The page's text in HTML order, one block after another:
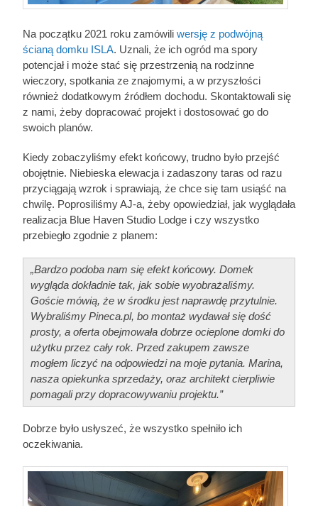
Na początku 2021 roku zamówili wersję z podwójną
ścianą domku ISLA. Uznali, że ich ogród ma spory
potencjał i może stać się przestrzenią na rodzinne
wieczory, spotkania ze znajomymi, a w przyszłości
również dodatkowym źródłem dochodu. Skontaktowali się
z nami, żeby dopracować projekt i dostosować go do
swoich planów.
Kiedy zobaczyliśmy efekt końcowy, trudno było przejść
obojętnie. Niebieska elewacja i zadaszony taras od razu
przyciągają wzrok i sprawiają, że chce się tam usiąść na
chwilę. Poprosiliśmy AJ-a, żeby opowiedział, jak wyglądała
realizacja Blue Haven Studio Lodge i czy wszystko
przebiegło zgodnie z planem:
„Bardzo podoba nam się efekt końcowy. Domek
wygląda dokładnie tak, jak sobie wyobrażaliśmy.
Goście mówią, że w środku jest naprawdę przytulnie.
Wybraliśmy Pineca.pl, bo montaż wydawał się dość
prosty, a oferta obejmowała dobrze ocieplone domki do
użytku przez cały rok. Przed zakupem zawsze
mogłem liczyć na odpowiedzi na moje pytania. Marina,
nasza opiekunka sprzedaży, oraz architekt cierpliwie
pomagali przy dopracowywaniu projektu.”
Dobrze było usłyszeć, że wszystko spełniło ich
oczekiwania.